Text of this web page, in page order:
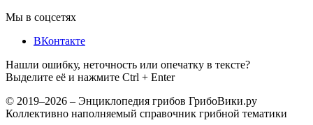
Мы в соцсетях
ВКонтакте
Нашли ошибку, неточность или опечатку в тексте?
Выделите её и нажмите Ctrl + Enter
© 2019–2026 – Энциклопедия грибов ГрибоВики.ру
Коллективно наполняемый справочник грибной тематики